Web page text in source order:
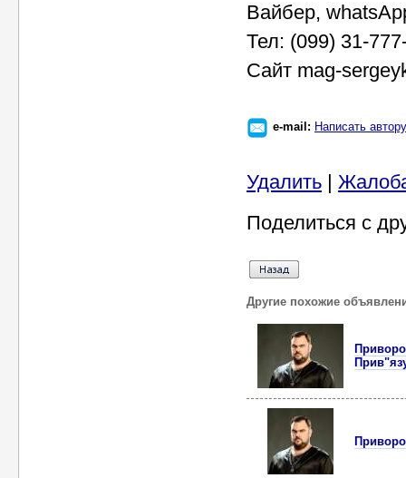
Вайбер,
Тел: (099) 31-
Сайт mag-
e-mail: Написать автору
Удалить |
Поделиться с
Другие похожие